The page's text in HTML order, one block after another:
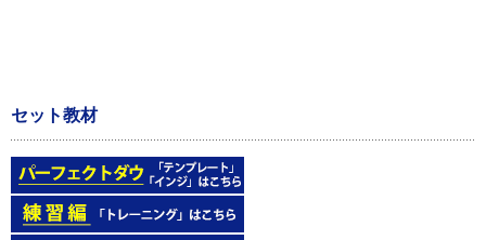
セット教材